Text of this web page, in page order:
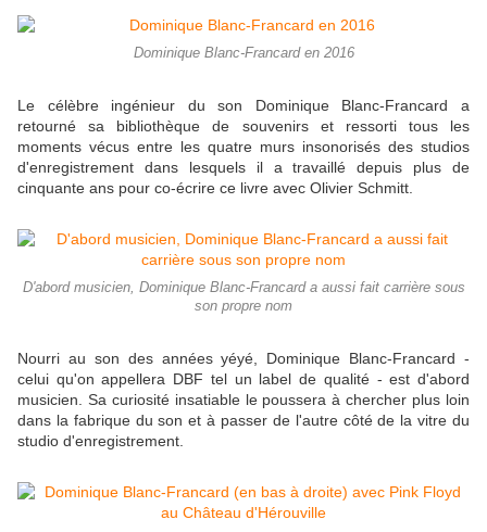
Dominique Blanc-Francard en 2016
Le célèbre ingénieur du son Dominique Blanc-Francard a
retourné sa bibliothèque de souvenirs et ressorti tous les
moments vécus entre les quatre murs insonorisés des studios
d'enregistrement dans lesquels il a travaillé depuis plus de
cinquante ans pour co-écrire ce livre avec Olivier Schmitt.
D'abord musicien, Dominique Blanc-Francard a aussi fait carrière sous
son propre nom
Nourri au son des années yéyé, Dominique Blanc-Francard -
celui qu'on appellera DBF tel un label de qualité - est d'abord
musicien. Sa curiosité insatiable le poussera à chercher plus loin
dans la fabrique du son et à passer de l'autre côté de la vitre du
studio d'enregistrement.